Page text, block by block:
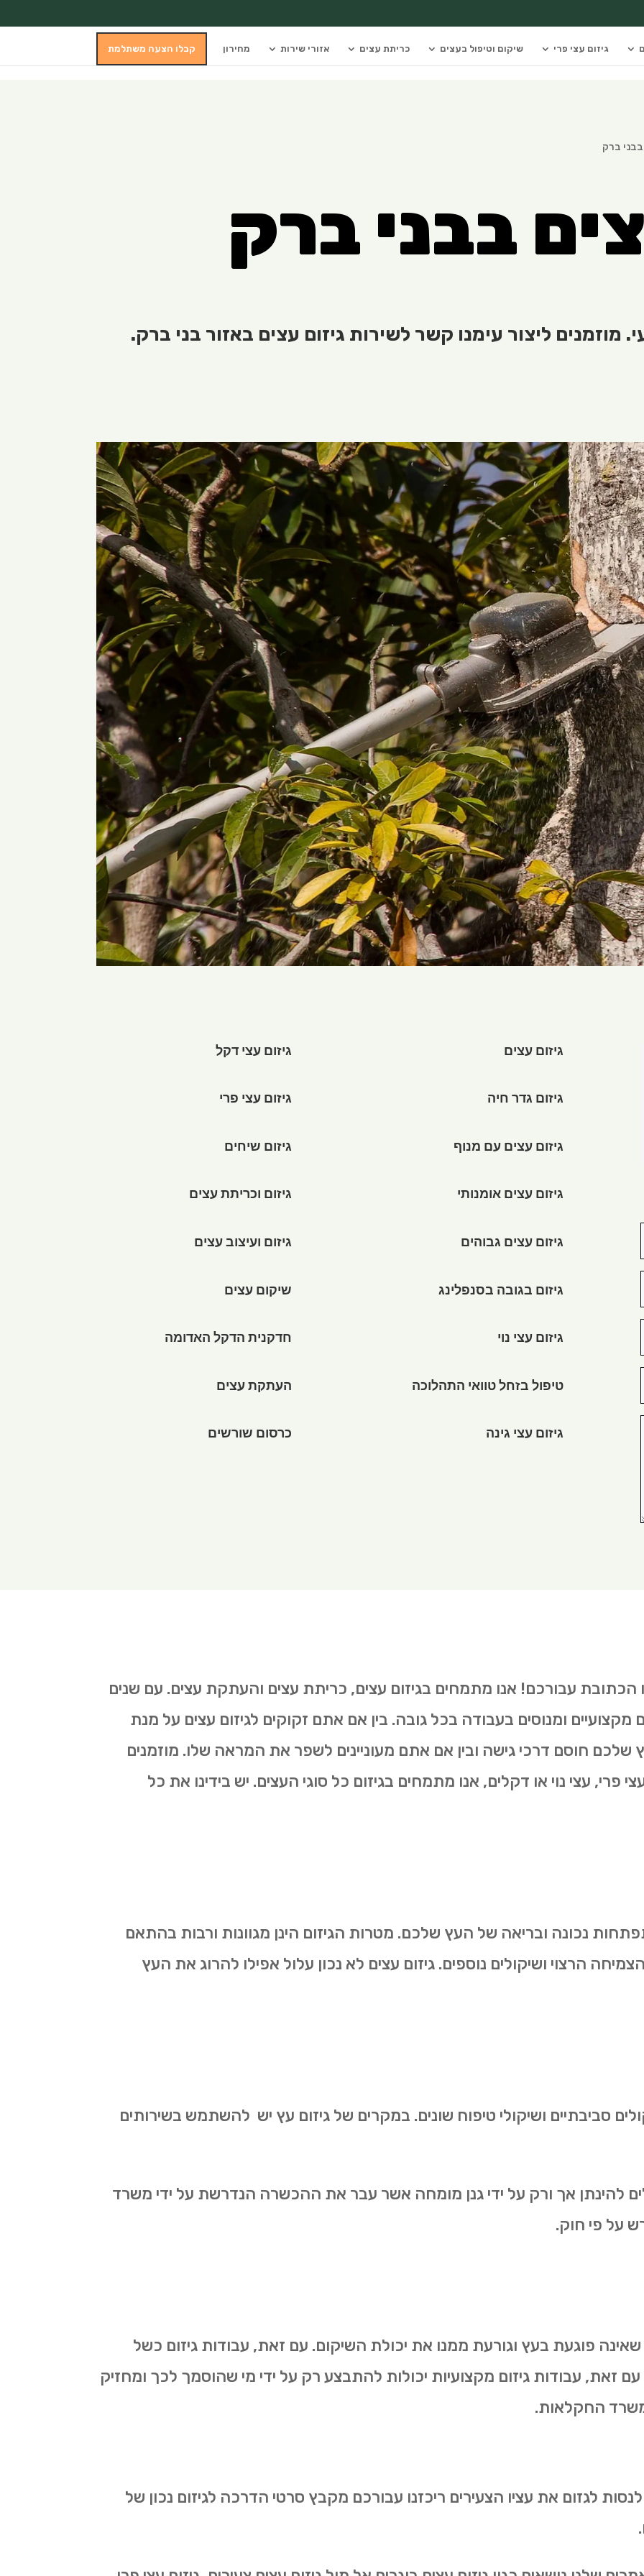
גיזום עצי פרי שיקום וטיפול בעצים כריתת עצים אזורי שירות מחירון קבלו הצעה משתלמת
בבני ברק
בבני ברק
מוזמנים ליצור עימנו קשר לשירות גיזום עצים באזור בני ברק.
גיזום עצי דקל
גיזום עצי פרי
גיזום שיחים
גיזום וכריתת עצים
גיזום ועיצוב עצים
שיקום עצים
חדקנית הדקל האדומה
העתקת עצים
כרסום שורשים
גיזום עצים
גיזום גדר חיה
גיזום עצים עם מנוף
גיזום עצים אומנותי
גיזום עצים גבוהים
גיזום בגובה בסנפלינג
גיזום עצי נוי
טיפול בזחל טוואי התהלוכה
גיזום עצי גינה
הכתובת עבורכם! אנו מתמחים בגיזום עצים, כריתת עצים והעתקת עצים. עם שנים
מקצועיים ומנוסים בעבודה בכל גובה. בין אם אתם זקוקים לגיזום עצים על מנת
חוסם דרכי גישה ובין אם אתם מעוניינים לשפר את המראה שלו. מוזמנים
עצי נוי או דקלים, אנו מתמחים בגיזום כל סוגי העצים. יש בידינו את כל
נכונה ובריאה של העץ שלכם. מטרות הגיזום הינן מגוונות ורבות בהתאם
הרצוי ושיקולים נוספים. גיזום עצים לא נכון עלול אפילו להרוג את העץ
סביבתיים ושיקולי טיפוח שונים. במקרים של גיזום עץ יש להשתמש בשירותים
להינתן אך ורק על ידי גנן מומחה אשר עבר את ההכשרה הנדרשת על ידי משרד
על פי חוק.
פוגעת בעץ וגורעת ממנו את יכולת השיקום. עם זאת, עבודות גיזום כשל
עם זאת, עבודות גיזום מקצועיות יכולות להתבצע רק על ידי מי שהוסמך לכך ומחזיק
החקלאות.
לגזום את עציו הצעירים ריכזנו עבורכם מקבץ סרטי הדרכה לגיזום נכון של